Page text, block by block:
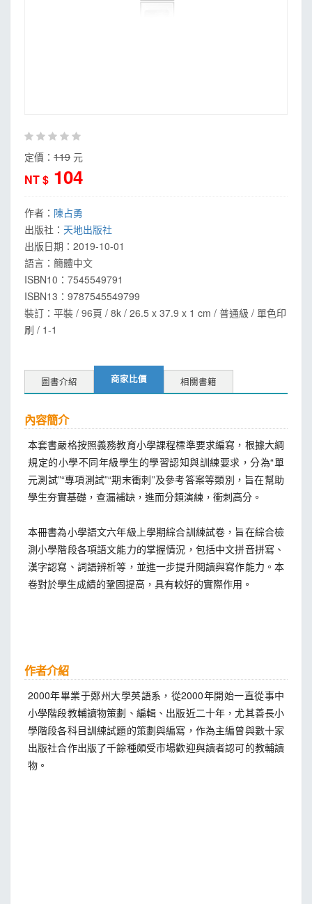
定價： 119 元
NT $ 104
作者： 陳占勇
出版社： 天地出版社
出版日期： 2019-10-01
語言： 簡體中文
ISBN10：7545549791
ISBN13： 9787545549799
裝訂：平裝 / 96頁 / 8k / 26.5 x 37.9 x 1 cm / 普通級 / 單色印
刷 / 1-1
圖書介紹 商家比價 相關書籍
內容簡介
本套書嚴格按照義務教育小學課程標準要求編寫，根據大綱
規定的小學不同年級學生的學習認知與訓練要求，分為“單
元測試”“專項測試”“期末衝刺”及參考答案等類別，旨在幫助
學生夯實基礎，查漏補缺，進而分類演練，衝刺高分。
本冊書為小學語文六年級上學期綜合訓練試卷，旨在綜合檢
測小學階段各項語文能力的掌握情況，包括中文拼音拼寫、
漢字認寫、詞語辨析等，並進一步提升閱讀與寫作能力。本
卷對於學生成績的鞏固提高，具有較好的實際作用。
作者介紹
2000年畢業于鄭州大學英語系，從2000年開始一直從事中
小學階段教輔讀物策劃、編輯、出版近二十年，尤其善長小
學階段各科目訓練試題的策劃與編寫，作為主編曾與數十家
出版社合作出版了千餘種頗受市場歡迎與讀者認可的教輔讀
物。